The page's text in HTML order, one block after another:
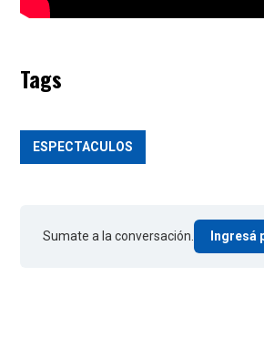
Tags
ESPECTACULOS
Sumate a la conversación. Ingresá